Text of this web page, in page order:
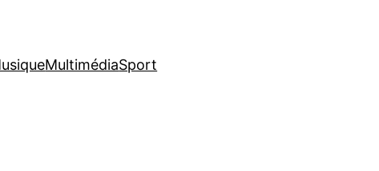
MultimédiaSport